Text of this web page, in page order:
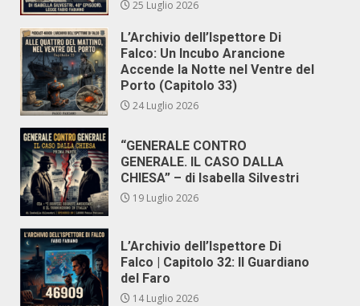
25 Luglio 2026
L’Archivio dell’Ispettore Di
Falco: Un Incubo Arancione
Accende la Notte nel Ventre del
Porto (Capitolo 33)
24 Luglio 2026
“GENERALE CONTRO
GENERALE. IL CASO DALLA
CHIESA” – di Isabella Silvestri
19 Luglio 2026
L’Archivio dell’Ispettore Di
Falco | Capitolo 32: Il Guardiano
del Faro
14 Luglio 2026